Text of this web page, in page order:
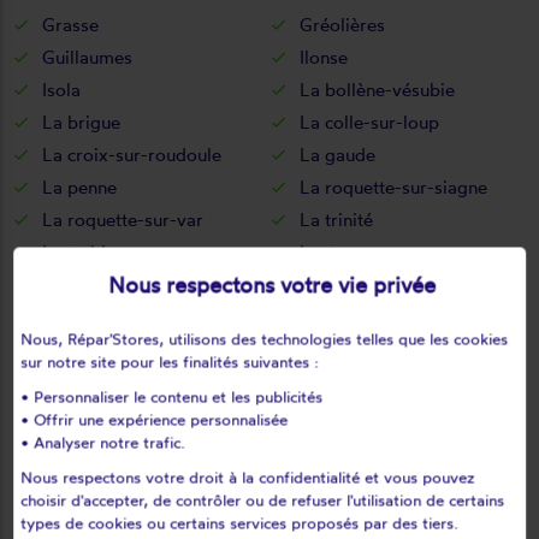
Grasse
Gréolières
Guillaumes
Ilonse
Isola
La bollène-vésubie
La brigue
La colle-sur-loup
La croix-sur-roudoule
La gaude
La penne
La roquette-sur-siagne
La roquette-sur-var
La trinité
La turbie
Lantosque
Le bar-sur-loup
Le cannet
Le tignet
Les ferres
Lieuche
L'escarène
Mandelieu-la-napoule
Marie
Massoins
Menton
Nous respectons votre vie privée
Nous, Répar'Stores, utilisons des technologies telles que les cookies
sur notre site pour les finalités suivantes :
• Personnaliser le contenu et les publicités
• Offrir une expérience personnalisée
• Analyser notre trafic.
Nous respectons votre droit à la confidentialité et vous pouvez
choisir d'accepter, de contrôler ou de refuser l'utilisation de certains
types de cookies ou certains services proposés par des tiers.